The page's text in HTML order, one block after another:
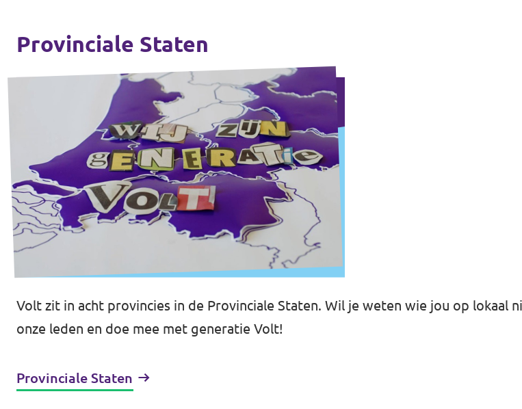
Provinciale Staten
Volt zit in acht provincies in de Provinciale Staten. Wil je weten wie jou op lokaal
onze leden en doe mee met generatie Volt!
Provinciale Staten